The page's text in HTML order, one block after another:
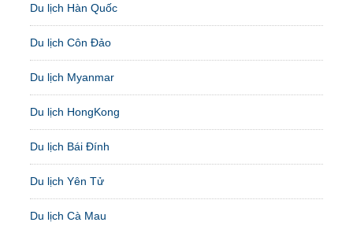
Du lịch Hàn Quốc
Du lịch Côn Đảo
Du lịch Myanmar
Du lịch HongKong
Du lịch Bái Đính
Du lịch Yên Tử
Du lịch Cà Mau